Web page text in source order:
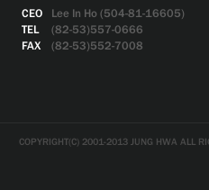
CEO
Lee In Ho (504-81-16605)
TEL
(82-53)557-0666
FAX
(82-53)552-7008
COPYRIGHT(C) 2001-2013 JUNG HWA ALL